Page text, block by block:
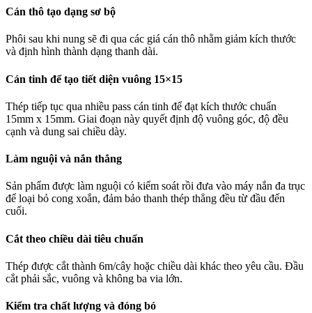
Cán thô tạo dạng sơ bộ
Phôi sau khi nung sẽ đi qua các giá cán thô nhằm giảm kích thước
và định hình thành dạng thanh dài.
Cán tinh để tạo tiết diện vuông 15×15
Thép tiếp tục qua nhiều pass cán tinh để đạt kích thước chuẩn
15mm x 15mm. Giai đoạn này quyết định độ vuông góc, độ đều
cạnh và dung sai chiều dày.
Làm nguội và nắn thẳng
Sản phẩm được làm nguội có kiểm soát rồi đưa vào máy nắn đa trục
để loại bỏ cong xoắn, đảm bảo thanh thép thẳng đều từ đầu đến
cuối.
Cắt theo chiều dài tiêu chuẩn
Thép được cắt thành 6m/cây hoặc chiều dài khác theo yêu cầu. Đầu
cắt phải sắc, vuông và không ba via lớn.
Kiểm tra chất lượng và đóng bó